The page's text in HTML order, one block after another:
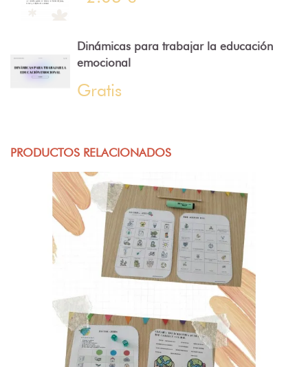
Dinámicas para trabajar la educación
emocional
Gratis
PRODUCTOS RELACIONADOS